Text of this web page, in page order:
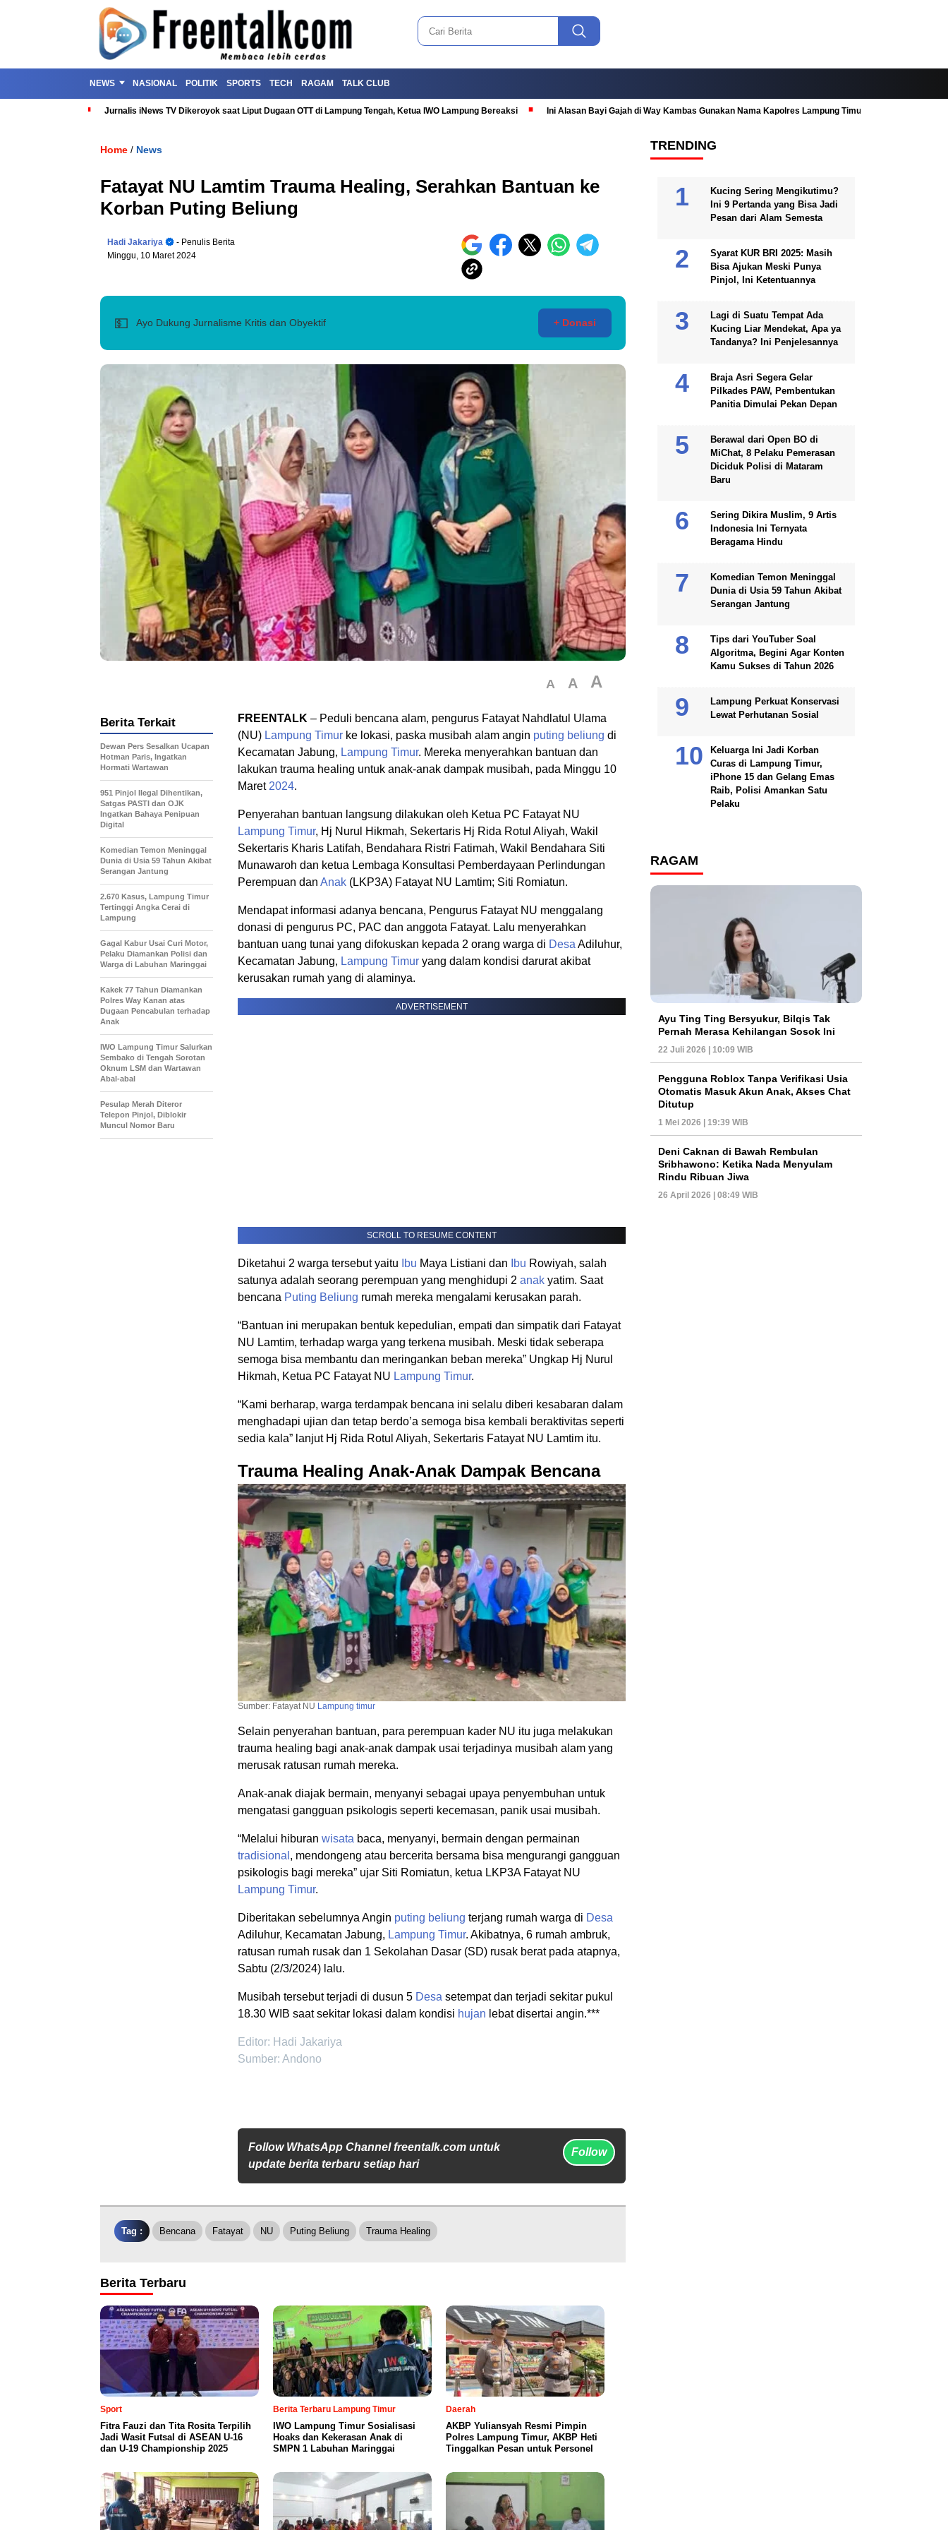
NEWS NASIONAL POLITIK SPORTS TECH RAGAM TALK CLUB
Jurnalis iNews TV Dikeroyok saat Liput Dugaan OTT di Lampung Tengah, Ketua IWO Lampung Bereaksi Ini Alasan Bayi Gajah di Way Kambas Gunakan Nama Kapolres Lampung Timur
Home / News
Fatayat NU Lamtim Trauma Healing, Serahkan Bantuan ke
Korban Puting Beliung
Hadi Jakariya
- Penulis Berita
Minggu, 10 Maret 2024
💵 Ayo Dukung Jurnalisme Kritis dan Obyektif + Donasi
A A A
FREENTALK – Peduli bencana alam, pengurus Fatayat Nahdlatul Ulama
(NU) Lampung Timur ke lokasi, paska musibah alam angin puting beliung di
Kecamatan Jabung, Lampung Timur. Mereka menyerahkan bantuan dan
lakukan trauma healing untuk anak-anak dampak musibah, pada Minggu 10
Maret 2024.
Penyerahan bantuan langsung dilakukan oleh Ketua PC Fatayat NU
Lampung Timur, Hj Nurul Hikmah, Sekertaris Hj Rida Rotul Aliyah, Wakil
Sekertaris Kharis Latifah, Bendahara Ristri Fatimah, Wakil Bendahara Siti
Munawaroh dan ketua Lembaga Konsultasi Pemberdayaan Perlindungan
Perempuan dan Anak (LKP3A) Fatayat NU Lamtim; Siti Romiatun.
Mendapat informasi adanya bencana, Pengurus Fatayat NU menggalang
donasi di pengurus PC, PAC dan anggota Fatayat. Lalu menyerahkan
bantuan uang tunai yang difokuskan kepada 2 orang warga di Desa Adiluhur,
Kecamatan Jabung, Lampung Timur yang dalam kondisi darurat akibat
kerusakan rumah yang di alaminya.
ADVERTISEMENT
SCROLL TO RESUME CONTENT
Diketahui 2 warga tersebut yaitu Ibu Maya Listiani dan Ibu Rowiyah, salah
satunya adalah seorang perempuan yang menghidupi 2 anak yatim. Saat
bencana Puting Beliung rumah mereka mengalami kerusakan parah.
“Bantuan ini merupakan bentuk kepedulian, empati dan simpatik dari Fatayat
NU Lamtim, terhadap warga yang terkena musibah. Meski tidak seberapa
semoga bisa membantu dan meringankan beban mereka” Ungkap Hj Nurul
Hikmah, Ketua PC Fatayat NU Lampung Timur.
“Kami berharap, warga terdampak bencana ini selalu diberi kesabaran dalam
menghadapi ujian dan tetap berdo’a semoga bisa kembali beraktivitas seperti
sedia kala” lanjut Hj Rida Rotul Aliyah, Sekertaris Fatayat NU Lamtim itu.
Trauma Healing Anak-Anak Dampak Bencana
Sumber: Fatayat NU Lampung timur
Selain penyerahan bantuan, para perempuan kader NU itu juga melakukan
trauma healing bagi anak-anak dampak usai terjadinya musibah alam yang
merusak ratusan rumah mereka.
Anak-anak diajak bermain, menyanyi sebagai upaya penyembuhan untuk
mengatasi gangguan psikologis seperti kecemasan, panik usai musibah.
“Melalui hiburan wisata baca, menyanyi, bermain dengan permainan
tradisional , mendongeng atau bercerita bersama bisa mengurangi gangguan
psikologis bagi mereka” ujar Siti Romiatun, ketua LKP3A Fatayat NU
Lampung Timur.
Diberitakan sebelumnya Angin puting beliung terjang rumah warga di Desa
Adiluhur, Kecamatan Jabung, Lampung Timur. Akibatnya, 6 rumah ambruk,
ratusan rumah rusak dan 1 Sekolahan Dasar (SD) rusak berat pada atapnya,
Sabtu (2/3/2024) lalu.
Musibah tersebut terjadi di dusun 5 Desa setempat dan terjadi sekitar pukul
18.30 WIB saat sekitar lokasi dalam kondisi hujan lebat disertai angin.***
Editor: Hadi Jakariya
Sumber: Andono
Follow WhatsApp Channel freentalk.com untuk
update berita terbaru setiap hari
Follow
Berita Terkait
Dewan Pers Sesalkan Ucapan
Hotman Paris, Ingatkan
Hormati Wartawan
951 Pinjol Ilegal Dihentikan,
Satgas PASTI dan OJK
Ingatkan Bahaya Penipuan
Digital
Komedian Temon Meninggal
Dunia di Usia 59 Tahun Akibat
Serangan Jantung
2.670 Kasus, Lampung Timur
Tertinggi Angka Cerai di
Lampung
Gagal Kabur Usai Curi Motor,
Pelaku Diamankan Polisi dan
Warga di Labuhan Maringgai
Kakek 77 Tahun Diamankan
Polres Way Kanan atas
Dugaan Pencabulan terhadap
Anak
IWO Lampung Timur Salurkan
Sembako di Tengah Sorotan
Oknum LSM dan Wartawan
Abal-abal
Pesulap Merah Diteror
Telepon Pinjol, Diblokir
Muncul Nomor Baru
Tag : Bencana Fatayat NU Puting Beliung Trauma Healing
Berita Terbaru
Sport
Fitra Fauzi dan Tita Rosita Terpilih
Jadi Wasit Futsal di ASEAN U-16
dan U-19 Championship 2025
Berita Terbaru Lampung Timur
IWO Lampung Timur Sosialisasi
Hoaks dan Kekerasan Anak di
SMPN 1 Labuhan Maringgai
Daerah
AKBP Yuliansyah Resmi Pimpin
Polres Lampung Timur, AKBP Heti
Tinggalkan Pesan untuk Personel
TRENDING
Kucing Sering Mengikutimu?
Ini 9 Pertanda yang Bisa Jadi
Pesan dari Alam Semesta
Syarat KUR BRI 2025: Masih
Bisa Ajukan Meski Punya
Pinjol, Ini Ketentuannya
Lagi di Suatu Tempat Ada
Kucing Liar Mendekat, Apa ya
Tandanya? Ini Penjelesannya
Braja Asri Segera Gelar
Pilkades PAW, Pembentukan
Panitia Dimulai Pekan Depan
Berawal dari Open BO di
MiChat, 8 Pelaku Pemerasan
Diciduk Polisi di Mataram
Baru
Sering Dikira Muslim, 9 Artis
Indonesia Ini Ternyata
Beragama Hindu
Komedian Temon Meninggal
Dunia di Usia 59 Tahun Akibat
Serangan Jantung
Tips dari YouTuber Soal
Algoritma, Begini Agar Konten
Kamu Sukses di Tahun 2026
Lampung Perkuat Konservasi
Lewat Perhutanan Sosial
Keluarga Ini Jadi Korban
Curas di Lampung Timur,
iPhone 15 dan Gelang Emas
Raib, Polisi Amankan Satu
Pelaku
RAGAM
Ayu Ting Ting Bersyukur, Bilqis Tak
Pernah Merasa Kehilangan Sosok Ini
22 Juli 2026 | 10:09 WIB
Pengguna Roblox Tanpa Verifikasi Usia
Otomatis Masuk Akun Anak, Akses Chat
Ditutup
1 Mei 2026 | 19:39 WIB
Deni Caknan di Bawah Rembulan
Sribhawono: Ketika Nada Menyulam
Rindu Ribuan Jiwa
26 April 2026 | 08:49 WIB